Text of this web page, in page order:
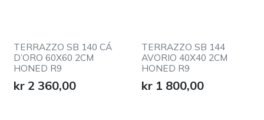
TERRAZZO SB 140 CÁ
D’ORO 60X60 2CM
HONED R9
kr 2 360,00
TERRAZZO SB 144
AVORIO 40X40 2CM
HONED R9
kr 1 800,00